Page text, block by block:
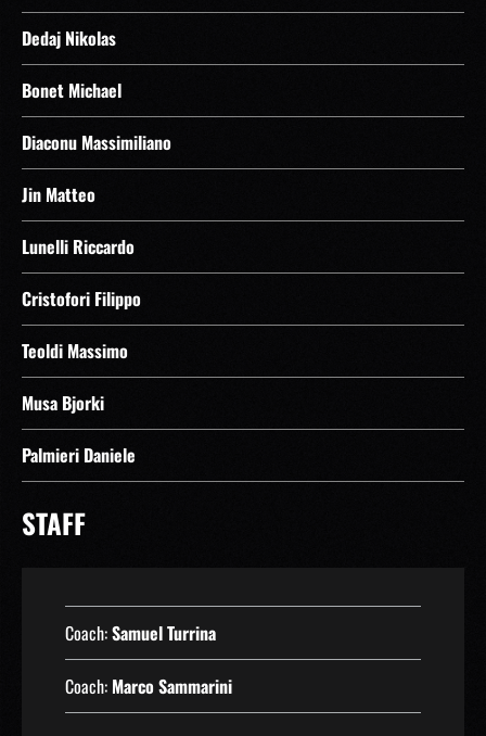
Dedaj Nikolas
Bonet Michael
Diaconu Massimiliano
Jin Matteo
Lunelli Riccardo
Cristofori Filippo
Teoldi Massimo
Musa Bjorki
Palmieri Daniele
STAFF
Coach:Samuel Turrina
Coach: Marco Sammarini